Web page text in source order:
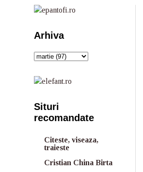
Arhiva
Situri
recomandate
Citeste, viseaza,
traieste
Cristian China Birta